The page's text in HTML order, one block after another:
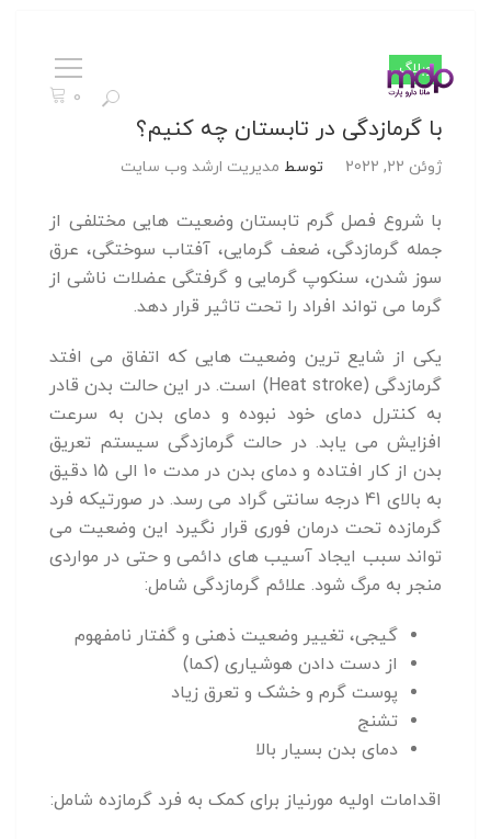
0
جستجو
وبلاگ
با گرمازدگی در تابستان چه کنیم؟
ژوئن 22, 2022 توسط مدیریت ارشد وب سایت
با شروع فصل گرم تابستان وضعیت هایی مختلفی از
جمله گرمازدگی، ضعف گرمایی، آفتاب سوختگی، عرق
سوز شدن، سنکوپ گرمایی و گرفتگی عضلات ناشی از
گرما می تواند افراد را تحت تاثیر قرار دهد.
یکی از شایع ترین وضعیت هایی که اتفاق می افتد
گرمازدگی (Heat stroke) است. در این حالت بدن قادر
به کنترل دمای خود نبوده و دمای بدن به سرعت
افزایش می یابد. در حالت گرمازدگی سیستم تعریق
بدن از کار افتاده و دمای بدن در مدت 10 الی 15 دقیق
به بالای 41 درجه سانتی گراد می رسد. در صورتیکه فرد
گرمازده تحت درمان فوری قرار نگیرد این وضعیت می
تواند سبب ایجاد آسیب های دائمی و حتی در مواردی
منجر به مرگ شود. علائم گرمازدگی شامل:
گیجی، تغییر وضعیت ذهنی و گفتار نامفهوم
از دست دادن هوشیاری (کما)
پوست گرم و خشک و تعرق زیاد
تشنج
دمای بدن بسیار بالا
اقدامات اولیه مورنیاز برای کمک به فرد گرمازده شامل: